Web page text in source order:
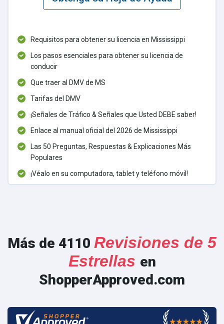
Requisitos para obtener su licencia en Mississippi
Los pasos esenciales para obtener su licencia de
conducir
Que traer al DMV de MS
Tarifas del DMV
¡Señales de Tráfico & Señales que Usted DEBE saber!
Enlace al manual oficial del 2026 de Mississippi
Las 50 Preguntas, Respuestas & Explicaciones Más
Populares
¡Véalo en su computadora, tablet y teléfono móvil!
Más de 4110 Revisiones de 5
Estrellas en
ShopperApproved.com